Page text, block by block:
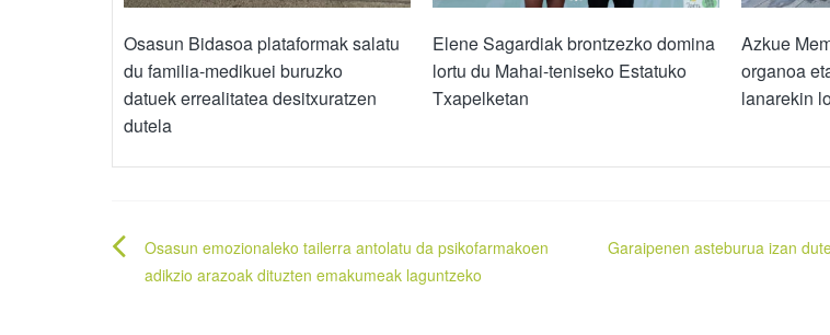
Osasun Bidasoa plataformak salatu
du familia-medikuei buruzko
datuek errealitatea desitxuratzen
dutela
Elene Sagardiak brontzezko domina
lortu du Mahai-teniseko Estatuko
Txapelketan
Azkue
organoa
lanarekin
Bidalketetan
zehar
Osasun emozionaleko tailerra antolatu da psikofarmakoen
adikzio arazoak dituzten emakumeak laguntzeko
Garaipenen asteburua izan